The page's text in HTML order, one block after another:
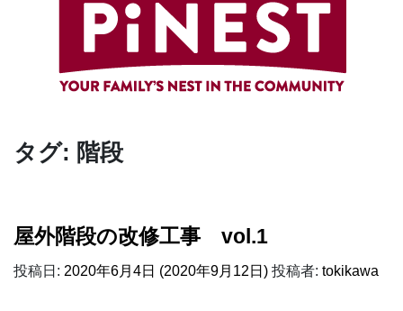
タグ: 階段
屋外階段の改修工事 vol.1
投稿日: 2020年6月4日 (2020年9月12日) 投稿者: tokikawa